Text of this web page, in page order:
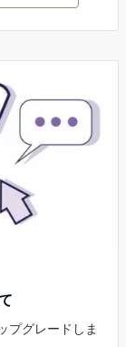
プグレードしま